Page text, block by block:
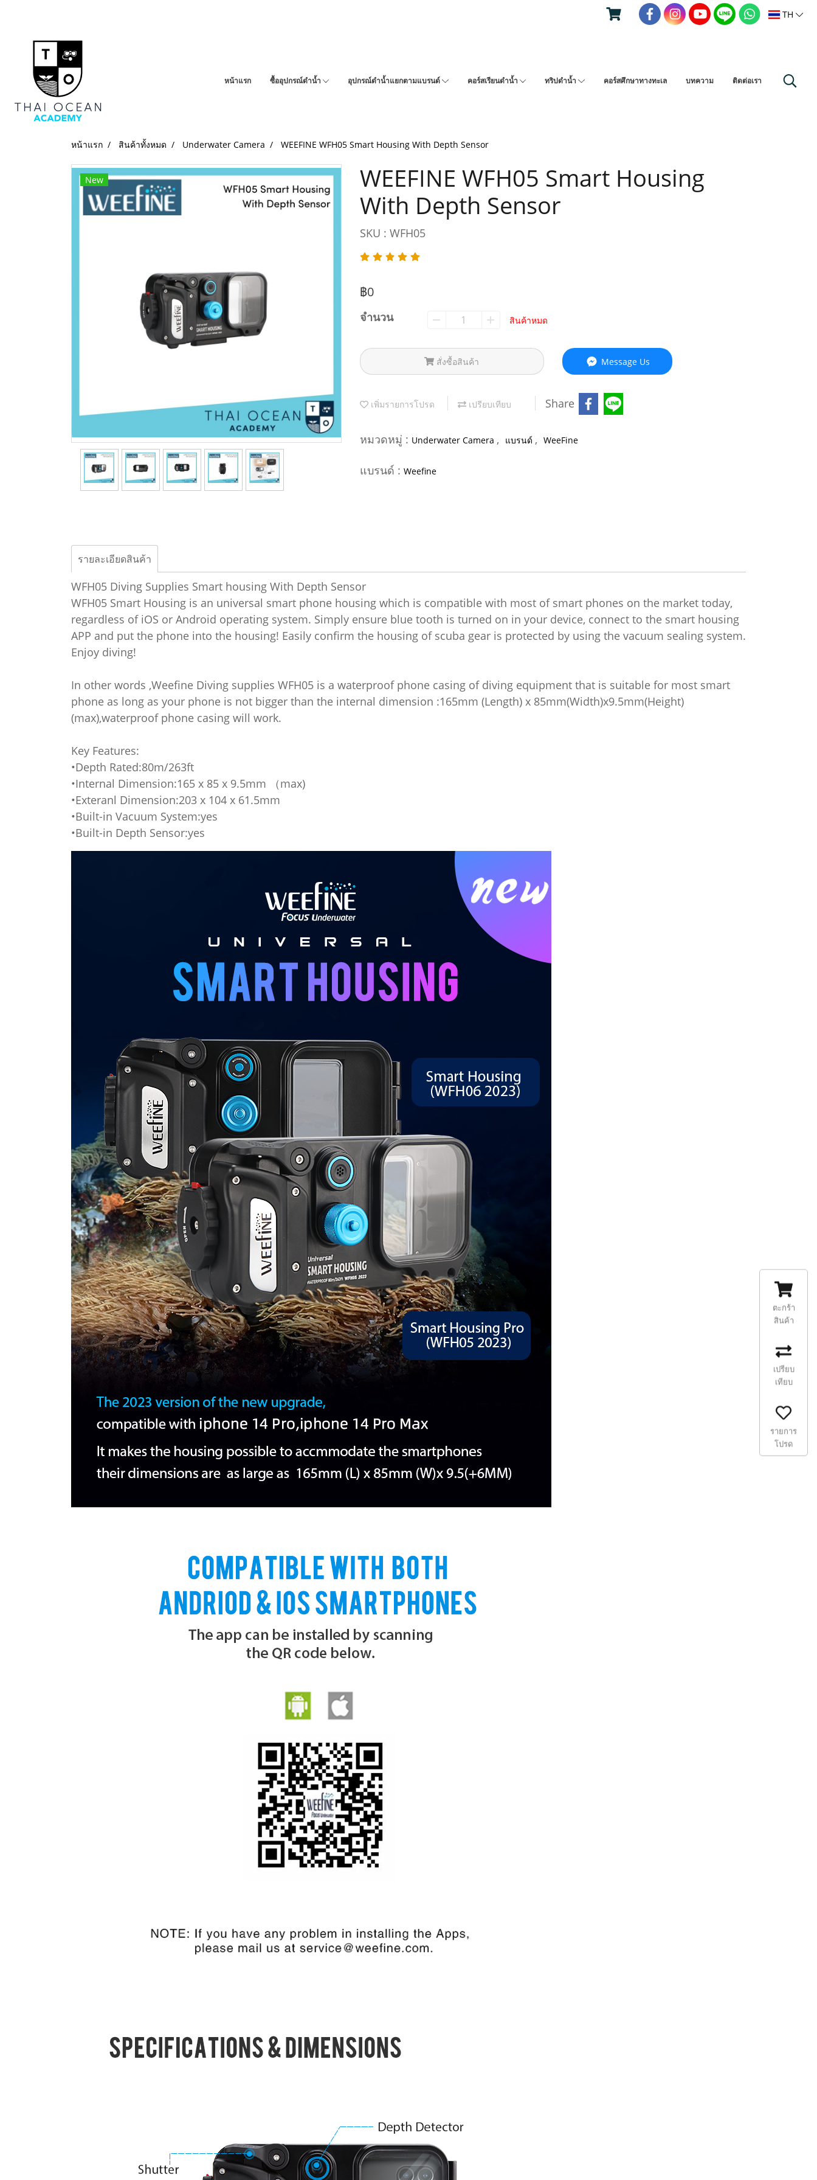
TH
หน้าแรก ซื้ออุปกรณ์ดำน้ำ อุปกรณ์ดำน้ำแยกตามแบรนด์ คอร์สเรียนดำน้ำ ทริปดำน้ำ คอร์สศึกษาทางทะเล บทความ ติดต่อเรา
หน้าแรก สินค้าทั้งหมด Underwater Camera WEEFINE WFH05 Smart Housing With Depth Sensor
New
WEEFINE WFH05 Smart Housing
With Depth Sensor
SKU : WFH05
฿0
จำนวน สินค้าหมด
สั่งซื้อสินค้า Message Us
เพิ่มรายการโปรด เปรียบเทียบ Share
หมวดหมู่ : Underwater Camera , แบรนด์ , WeeFine
แบรนด์ : Weefine
รายละเอียดสินค้า
WFH05 Diving Supplies Smart housing With Depth Sensor
WFH05 Smart Housing is an universal smart phone housing which is compatible with most of smart phones on the market today,
regardless of iOS or Android operating system. Simply ensure blue tooth is turned on in your device, connect to the smart housing
APP and put the phone into the housing! Easily confirm the housing of scuba gear is protected by using the vacuum sealing system.
Enjoy diving!
In other words ,Weefine Diving supplies WFH05 is a waterproof phone casing of diving equipment that is suitable for most smart
phone as long as your phone is not bigger than the internal dimension :165mm (Length) x 85mm(Width)x9.5mm(Height)
(max),waterproof phone casing will work.
Key Features:
•Depth Rated:80m/263ft
•Internal Dimension:165 x 85 x 9.5mm （max)
•Exteranl Dimension:203 x 104 x 61.5mm
•Built-in Vacuum System:yes
•Built-in Depth Sensor:yes
ตะกร้า
สินค้า
เปรียบ
เทียบ
รายการ
โปรด